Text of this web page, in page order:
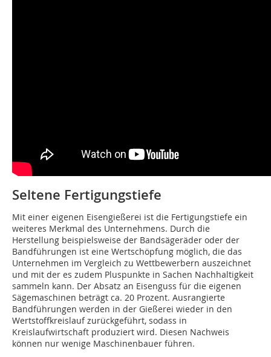
Seltene Fertigungstiefe
Mit einer eigenen Eisengießerei ist die Fertigungstiefe ein
weiteres Merkmal des Unternehmens. Durch die
Herstellung beispielsweise der Bandsägeräder oder der
Bandführungen ist eine Wertschöpfung möglich, die das
Unternehmen im Vergleich zu Wettbewerbern auszeichnet
und mit der es zudem Pluspunkte in Sachen Nachhaltigkeit
sammeln kann. Der Absatz an Eisenguss für die eigenen
Sägemaschinen beträgt ca. 20 Prozent. Ausrangierte
Bandführungen werden in der Gießerei wieder in den
Wertstoffkreislauf zurückgeführt, sodass in
Kreislaufwirtschaft produziert wird. Diesen Nachweis
können nur wenige Maschinenbauer führen.